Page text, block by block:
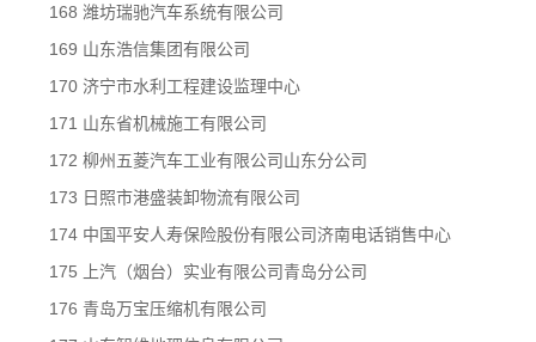
168 潍坊瑞驰汽车系统有限公司
169 山东浩信集团有限公司
170 济宁市水利工程建设监理中心
171 山东省机械施工有限公司
172 柳州五菱汽车工业有限公司山东分公司
173 日照市港盛装卸物流有限公司
174 中国平安人寿保险股份有限公司济南电话销售中心
175 上汽（烟台）实业有限公司青岛分公司
176 青岛万宝压缩机有限公司